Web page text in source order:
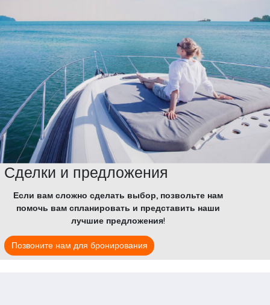
Сделки и предложения
Если вам сложно сделать выбор, позвольте нам
помочь вам спланировать и представить наши
лучшие предложения!
Позвоните нам для бронирования